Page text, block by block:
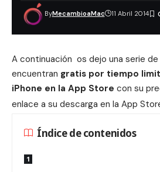
ByMecambioaMac 11 Abril 2014
A continuación os dejo una serie
encuentran gratis por tiempo
iPhone en la App Store con su
enlace a su descarga en la App
Índice de contenidos